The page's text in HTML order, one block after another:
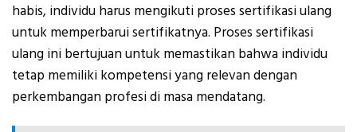
habis, individu harus mengikuti proses sertifikasi ulang
untuk memperbarui sertifikatnya. Proses sertifikasi
ulang ini bertujuan untuk memastikan bahwa individu
tetap memiliki kompetensi yang relevan dengan
perkembangan profesi di masa mendatang.